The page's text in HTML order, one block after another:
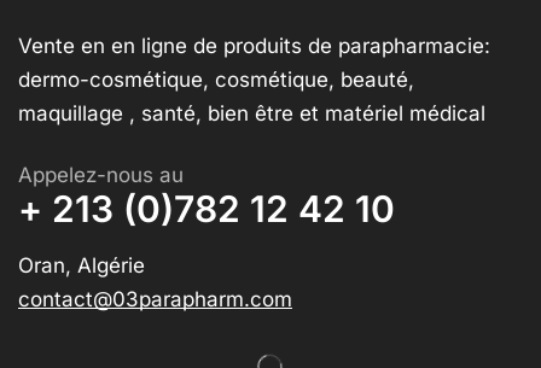
Vente en en ligne de produits de parapharmacie:
dermo-cosmétique, cosmétique, beauté,
maquillage , santé, bien être et matériel médical
Appelez-nous au
+ 213 (0)782 12 42 10
Oran, Algérie
contact@03parapharm.com